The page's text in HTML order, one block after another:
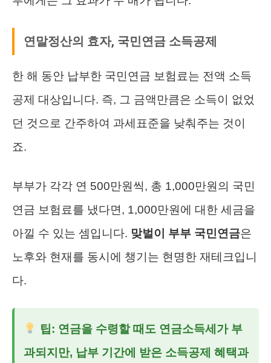
연말정산의 효자, 국민연금 소득공제
한 해 동안 납부한 국민연금 보험료는 전액 소득
공제 대상입니다. 즉, 그 금액만큼은 소득이 없었
던 것으로 간주하여 과세표준을 낮춰주는 것이
죠.
부부가 각각 연 500만원씩, 총 1,000만원의 국민
연금 보험료를 냈다면, 1,000만원에 대한 세금을
아낄 수 있는 셈입니다. 맞벌이 부부 국민연금은
노후와 현재를 동시에 챙기는 현명한 재테크입니
다.
팁: 연금을 수령할 때도 연금소득세가 부
과되지만, 납부 기간에 받은 소득공제 혜택과